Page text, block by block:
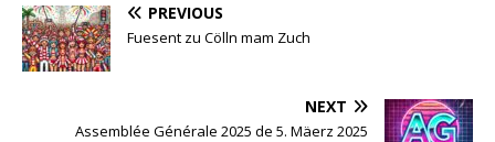
PREVIOUS
Fuesent zu Cölln mam Zuch
NEXT
Assemblée Générale 2025 de 5. Mäerz 2025